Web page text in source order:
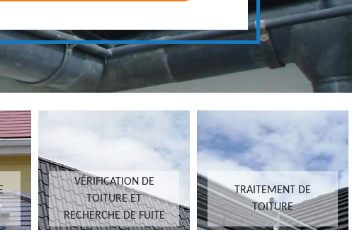
VÉRIFICATION DE
TOITURE ET
RECHERCHE DE FUITE
TRAITEMENT DE
TOITURE